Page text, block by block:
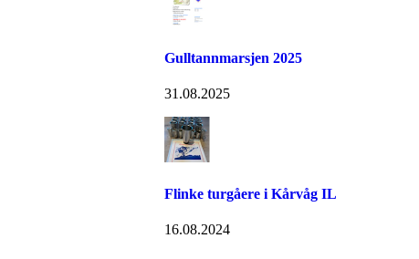
Gulltannmarsjen 2025
31.08.2025
Flinke turgåere i Kårvåg IL
16.08.2024